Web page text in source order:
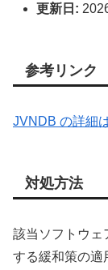
更新日:
参考リンク
JVNDB の詳細
対処方法
該当ソフトウェ
する緩和策の適